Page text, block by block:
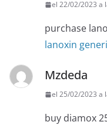
el 22/02/2023 a
purchase
lanoxin
Mzdeda
el 25/02/2023 a
buy diamox